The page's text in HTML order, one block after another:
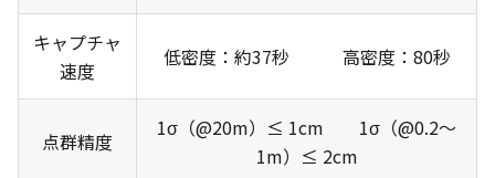
キャプチャ
速度
低密度：約37秒 高密度：80秒
点群精度
1σ（@20m）≤ 1cm 1σ（@0.2～
1m）≤ 2cm